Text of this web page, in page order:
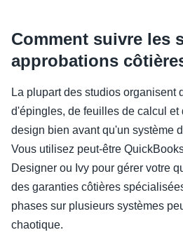
Comment suivre les
approbations
La plupart des studios organisent
d'épingles, de feuilles de calcul et
design bien avant qu'un système
Vous utilisez peut-être
Designer ou Ivy pour gérer votre
des garanties côtières
phases sur plusieurs systèmes
chaotique.